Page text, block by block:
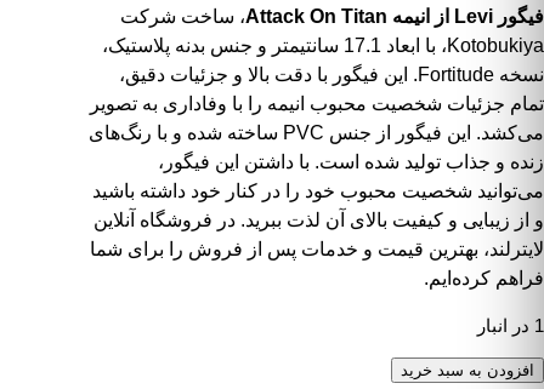
فیگور Levi از انیمه Attack On Titan
، ساخت شرکت
Kotobukiya، با ابعاد 17.1 سانتیمتر و جنس بدنه پلاستیک،
نسخه Fortitude. این فیگور با دقت بالا و جزئیات دقیق،
تمام جزئیات شخصیت محبوب انیمه را با وفاداری به تصویر
می‌کشد. این فیگور از جنس PVC ساخته شده و با رنگ‌های
زنده و جذاب تولید شده است. با داشتن این فیگور،
می‌توانید شخصیت محبوب خود را در کنار خود داشته باشید
و از زیبایی و کیفیت بالای آن لذت ببرید. در فروشگاه آنلاین
لایترلند، بهترین قیمت و خدمات پس از فروش را برای شما
فراهم کرده‌ایم.
1 در انبار
فیگور Levi از انیمه Attack On Titan ساخت شرکت Kotobukiya عدد
افزودن به سبد خرید